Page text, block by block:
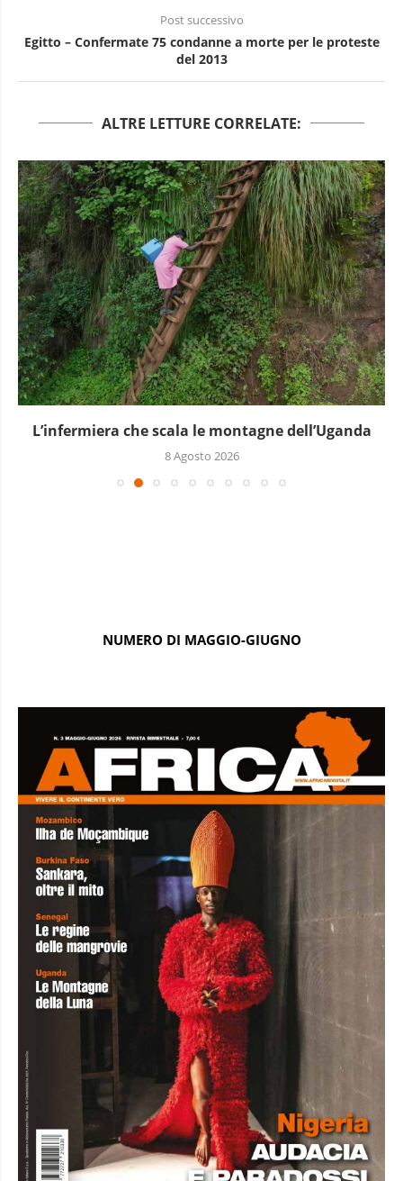
Post successivo
Egitto – Confermate 75 condanne a morte per le proteste
del 2013
ALTRE LETTURE CORRELATE:
L’infermiera che scala le montagne dell’Uganda
8 Agosto 2026
NUMERO DI MAGGIO-GIUGNO